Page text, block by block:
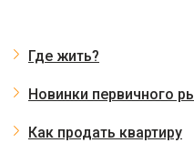
Где жить?
Новинки первичного
Как продать квартиру